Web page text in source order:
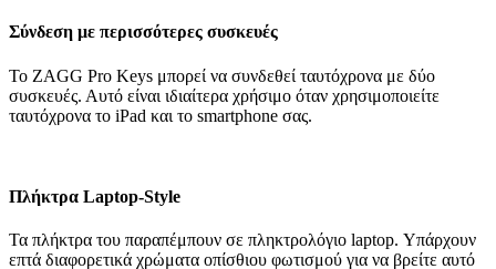
Σύνδεση με περισσότερες συσκευές
Το ZAGG Pro Keys μπορεί να συνδεθεί ταυτόχρονα με δύο
συσκευές. Αυτό είναι ιδιαίτερα χρήσιμο όταν χρησιμοποιείτε
ταυτόχρονα το iPad και το smartphone σας.
Πλήκτρα Laptop-Style
Τα πλήκτρα του παραπέμπουν σε πληκτρολόγιο laptop. Υπάρχουν
επτά διαφορετικά χρώματα οπίσθιου φωτισμού για να βρείτε αυτό